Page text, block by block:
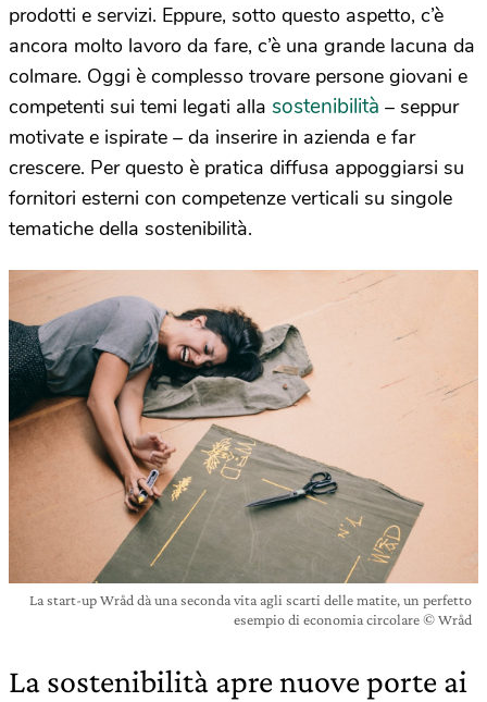
prodotti e servizi. Eppure, sotto questo aspetto, c’è
ancora molto lavoro da fare, c’è una grande lacuna da
colmare. Oggi è complesso trovare persone giovani e
competenti sui temi legati alla sostenibilità – seppur
motivate e ispirate – da inserire in azienda e far
crescere. Per questo è pratica diffusa appoggiarsi su
fornitori esterni con competenze verticali su singole
tematiche della sostenibilità.
La start-up Wråd dà una seconda vita agli scarti delle matite, un perfetto
esempio di economia circolare © Wråd
La sostenibilità apre nuove porte ai